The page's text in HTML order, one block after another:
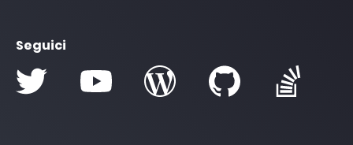
Seguici